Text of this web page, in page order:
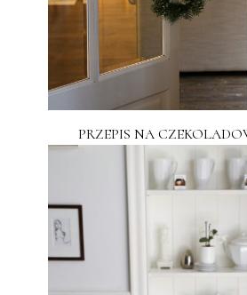
PRZEPIS NA